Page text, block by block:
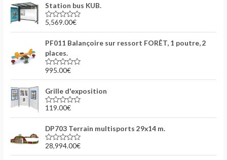
e
0
s
u
r
Station bus KUB.
N
o
e
s
u
r
5,569.00€
PF011 Balançoire sur ressort FORÊT, 1 poutre, 2
places.
N
o
e
0
s
u
r
995.00€
Grille d'exposition
N
o
e
0
s
u
r
119.00€
DP703 Terrain multisports 29x14 m.
N
o
28,994.00€